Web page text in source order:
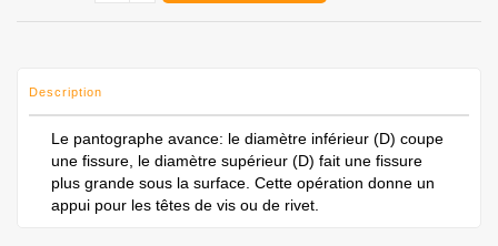
Description
Le pantographe avance: le diamètre inférieur (D) coupe
une fissure, le diamètre supérieur (D) fait une fissure
plus grande sous la surface. Cette opération donne un
appui pour les têtes de vis ou de rivet.